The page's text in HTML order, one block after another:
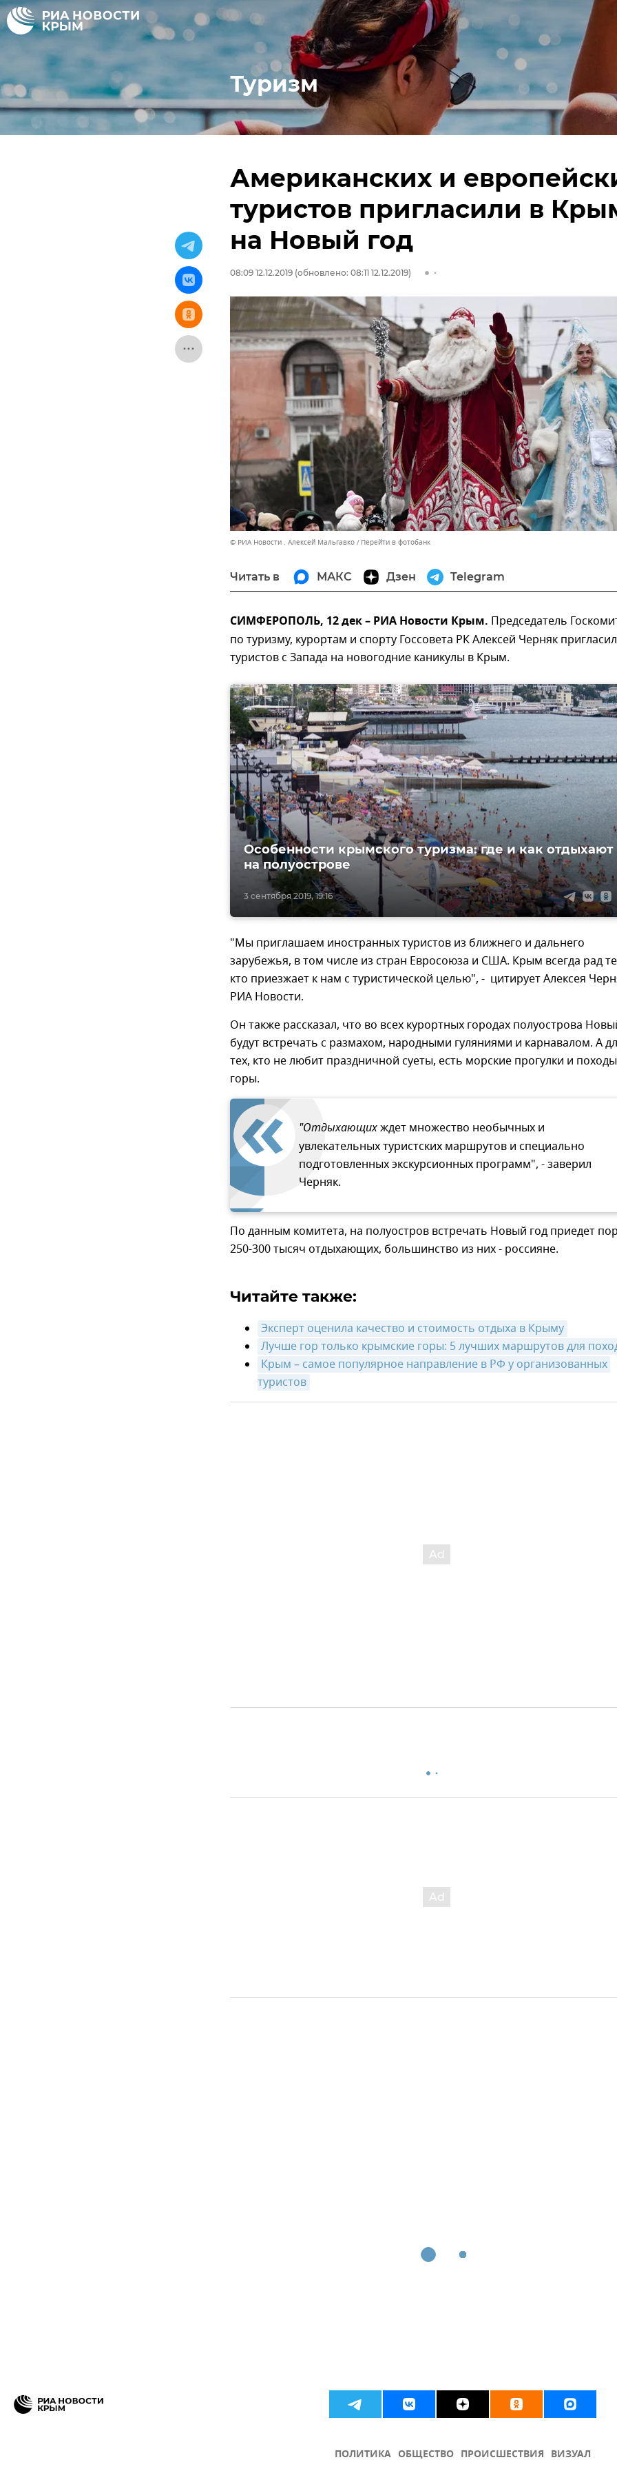
Туризм
Американских и
туристов пригласили в
на Новый год
08:09 12.12.2019 (обновлено: 08:11 12.12.2019)
© РИА Новости . Алексей Мальгавко Перейти в фотобанк
Читать в МАКС Дзен Telegram
СИМФЕРОПОЛЬ, 12 дек – РИА Новости Крым. Председатель
по туризму, курортам и спорту Госсовета РК Алексей Черняк пригласил
туристов с Запада на новогодние каникулы в Крым.
3 сентября 2019, 19:16
Особенности крымского туризма: где и как отдыхают
на полуострове
"Мы приглашаем иностранных туристов из ближнего и дальнего
зарубежья, в том числе из стран Евросоюза и США. Крым всегда рад
кто приезжает к нам с туристической целью", - цитирует Алексея
РИА Новости.
Он также рассказал, что во всех курортных городах полуострова
будут встречать с размахом, народными гуляниями и карнавалом. А
тех, кто не любит праздничной суеты, есть морские прогулки и
горы.
"Отдыхающихждет множество необычных и
увлекательных туристских маршрутов и специально
подготовленных экскурсионных программ", - заверил
Черняк.
По данным комитета, на полуостров встречать Новый год приедет
250-300 тысяч отдыхающих, большинство из них - россияне.
Читайте также:
Эксперт оценила качество и стоимость отдыха в Крыму
Лучше гор только крымские горы: 5 лучших маршрутов для
Крым – самое популярное направление в РФ у организованных
туристов
ПОЛИТИКА ОБЩЕСТВО ПРОИСШЕСТВИЯ ВИЗУАЛ